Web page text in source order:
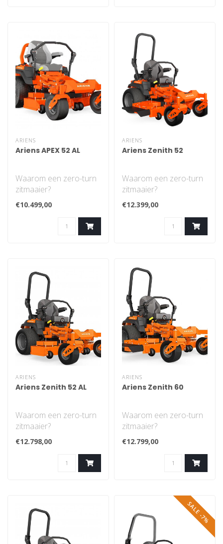
ARIENS
Ariens APEX 52 AL
Waarom een zero-turn
zitmaaier?
De zero-turn zitmaaier
bespaart u een hoop
€10.499,00
ARIENS
Ariens Zenith 52
Waarom een zero-turn
zitmaaier?
De Ariens Zenith serie
staat garant voor
€12.399,00
ARIENS
Ariens Zenith 52 AL
Waarom een zero-turn
zitmaaier?
De Ariens Zenith serie
staat garant voor
€12.798,00
ARIENS
Ariens Zenith 60
Waarom een zero-turn
zitmaaier?
De Ariens Zenith serie
staat garant voor
€12.799,00
SALE -7%